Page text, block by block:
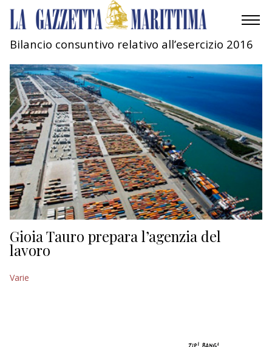
MOBILITÀ
INDUSTRIA
RICERCA
ECONOMIA
TURISMO
CULTURA
Bilancio consuntivo relativo all’esercizio 2016
Gioia Tauro prepara l’agenzia del
lavoro
Varie